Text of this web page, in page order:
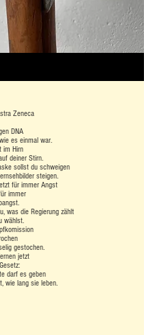
Zeneca
DNA
es einmal war.
im Hirn
deiner Stirn.
sollst du schweigen
steigen.
für immer Angst
immer
was die Regierung zählt
wählst.
gestochen.
jetzt
darf es geben
wie lang sie leben.